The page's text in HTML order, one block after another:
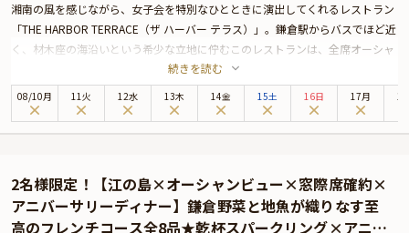
湘南の風を感じながら、女子会を特別なひとときに演出してくれるレストラン
「THE HARBOR TERRACE（ザ ハーバー テラス）」。鎌倉駅からバスでほど近
く、材木座の海沿いという希少な立地に佇むこのレストランは、全席オーシャ
ンビュー。材木座海岸や富士山、江ノ島を見渡すその景観は、まさに息をのむ
美しさ。日没前には、刻々と表情を変えるサンセットのグラデーションが空と
海を染め、心に残る乾杯シーンを彩ります。
た料理は、フレンチでありながらどこかほっとする優しさを感じさせてくれま
す。
女子会ディナーには嬉しい、乾杯スパークリングとメッセージ付きのアニバー
続きを読む
08/10月 11火 12水 13木 14金 15土 16日 17月
2名様限定！【江の島×オーシャンビュー×窓際席確約×
アニバーサリーディナー】鎌倉野菜と地魚が織りなす至
高のフレンチコース全8品★乾杯スパークリング×アニバ